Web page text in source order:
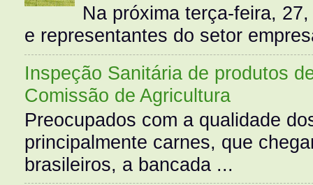
Na próxima terça-feira,
e representantes do setor
Inspeção Sanitária de produtos
Comissão de Agricultura
Preocupados com a qualidade
principalmente carnes, que
brasileiros, a bancada ...